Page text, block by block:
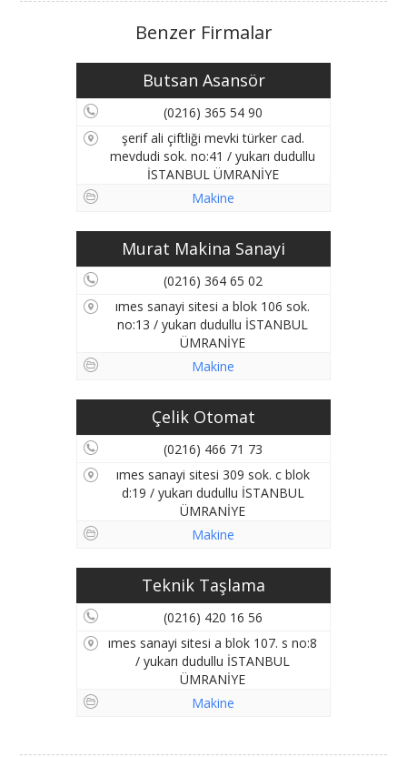
Benzer Firmalar
Butsan Asansör
(0216) 365 54 90
şerif ali çiftliği mevki türker cad.
mevdudi sok. no:41 / yukarı dudullu
İSTANBUL ÜMRANİYE
Makine
Murat Makina Sanayi
(0216) 364 65 02
ımes sanayi sitesi a blok 106 sok.
no:13 / yukarı dudullu İSTANBUL
ÜMRANİYE
Makine
Çelik Otomat
(0216) 466 71 73
ımes sanayi sitesi 309 sok. c blok
d:19 / yukarı dudullu İSTANBUL
ÜMRANİYE
Makine
Teknik Taşlama
(0216) 420 16 56
ımes sanayi sitesi a blok 107. s no:8
/ yukarı dudullu İSTANBUL
ÜMRANİYE
Makine